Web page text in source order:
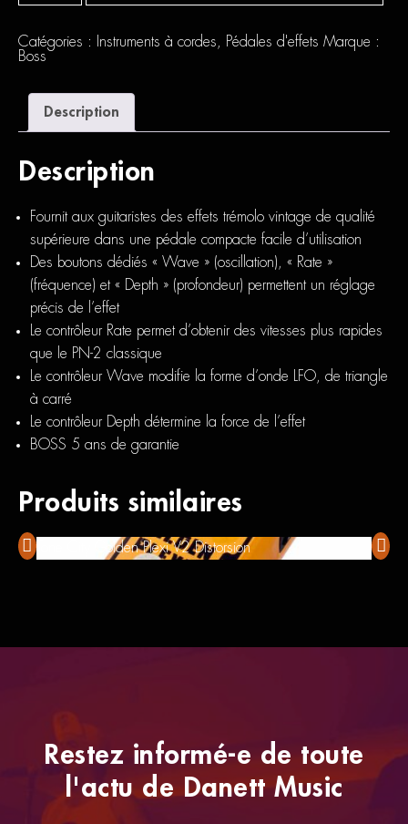
TR-
Catégories : Instruments à cordes Pédales d'effets Marque :
Boss
Description
Description
Fournit aux guitaristes des effets trémolo vintage de qualité
supérieure dans une pédale compacte facile d’utilisation
Des boutons dédiés « Wave » (oscillation), « Rate »
(fréquence) et « Depth » (profondeur) permettent un réglage
précis de l’effet
Le contrôleur Rate permet d’obtenir des vitesses plus rapides
que le PN-2 classique
Le contrôleur Wave modifie la forme d’onde LFO, de triangle
à carré
Le contrôleur Depth détermine la force de l’effet
BOSS 5 ans de garantie
Produits similaires
Tone City Golden Plexi V2 Distorsion Boss
Restez informé-e de toute
l'actu de Danett Music